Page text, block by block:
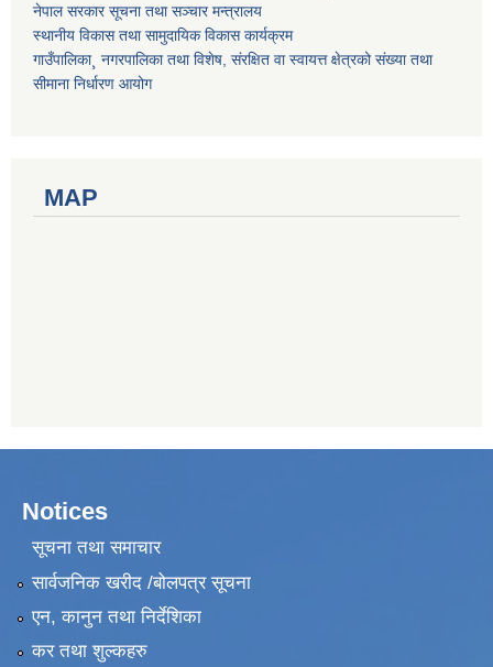
नेपाल सरकार सूचना तथा सञ्चार मन्त्रालय
स्थानीय विकास तथा सामुदायिक विकास कार्यक्रम
गाउँपालिका¸ नगरपालिका तथा विशेष, संरक्षित वा स्वायत्त क्षेत्रको संख्या तथा
सीमाना निर्धारण आयोग
MAP
Notices
सूचना तथा समाचार
सार्वजनिक खरीद /बोलपत्र सूचना
एन, कानुन तथा निर्देशिका
कर तथा शुल्कहरु